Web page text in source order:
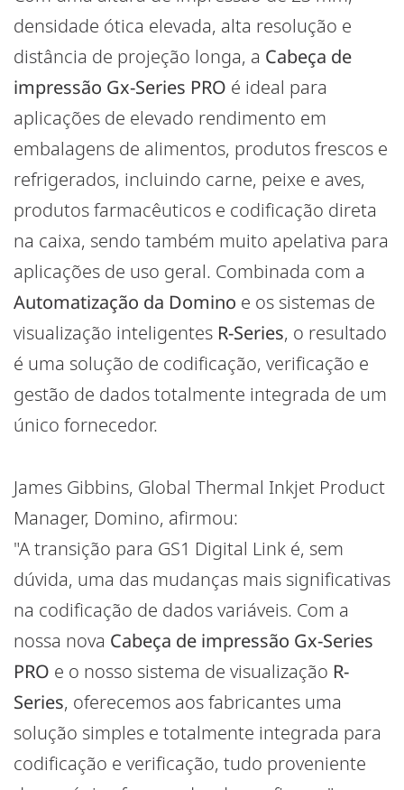
densidade ótica elevada, alta resolução e
distância de projeção longa, a Cabeça de
impressão Gx-Series PRO é ideal para
aplicações de elevado rendimento em
embalagens de alimentos, produtos frescos e
refrigerados, incluindo carne, peixe e aves,
produtos farmacêuticos e codificação direta
na caixa, sendo também muito apelativa para
aplicações de uso geral. Combinada com a
Automatização da Domino e os sistemas de
visualização inteligentes R-Series, o resultado
é uma solução de codificação, verificação e
gestão de dados totalmente integrada de um
único fornecedor.
James Gibbins, Global Thermal Inkjet Product
Manager, Domino, afirmou:
"A transição para GS1 Digital Link é, sem
dúvida, uma das mudanças mais significativas
na codificação de dados variáveis. Com a
nossa nova Cabeça de impressão Gx-Series
PRO e o nosso sistema de visualização R-
Series, oferecemos aos fabricantes uma
solução simples e totalmente integrada para
codificação e verificação, tudo proveniente